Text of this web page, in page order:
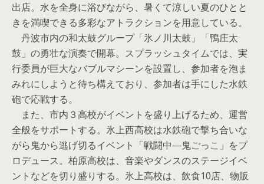
出店。水を全身に浴びながら、暑くて涼しい夏のひとと
きを満喫できる多彩なアトラクションを用意している。
丹波市内の和太鼓グループ「氷ノ川太鼓」「鴨庄太
鼓」の勇壮な演奏で開幕。スプラッシュタイムでは、実
行委員が巨大なバブルマシーンを設置し、参加者を泡ま
みれにしようと待ち構えており、参加者は手にした水鉄
砲で応戦する。
また、市内３高校がイベントを盛り上げるため、運営
全般をサポートする。氷上西高校は水鉄砲で撃ち合いな
がら鬼から逃げ切るイベント「戦闘中―鬼ごっこ」をプ
ロデュース。柏原高校は、音楽やダンスのステージイベ
ントなどを切り盛りする。氷上高校は、飲食10店、物販